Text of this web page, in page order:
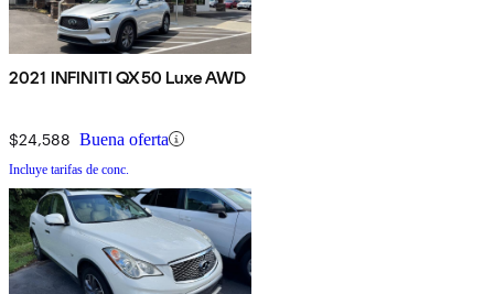
2021 INFINITI QX50 Luxe AWD
$24,588 Buena oferta
Incluye tarifas de conc.